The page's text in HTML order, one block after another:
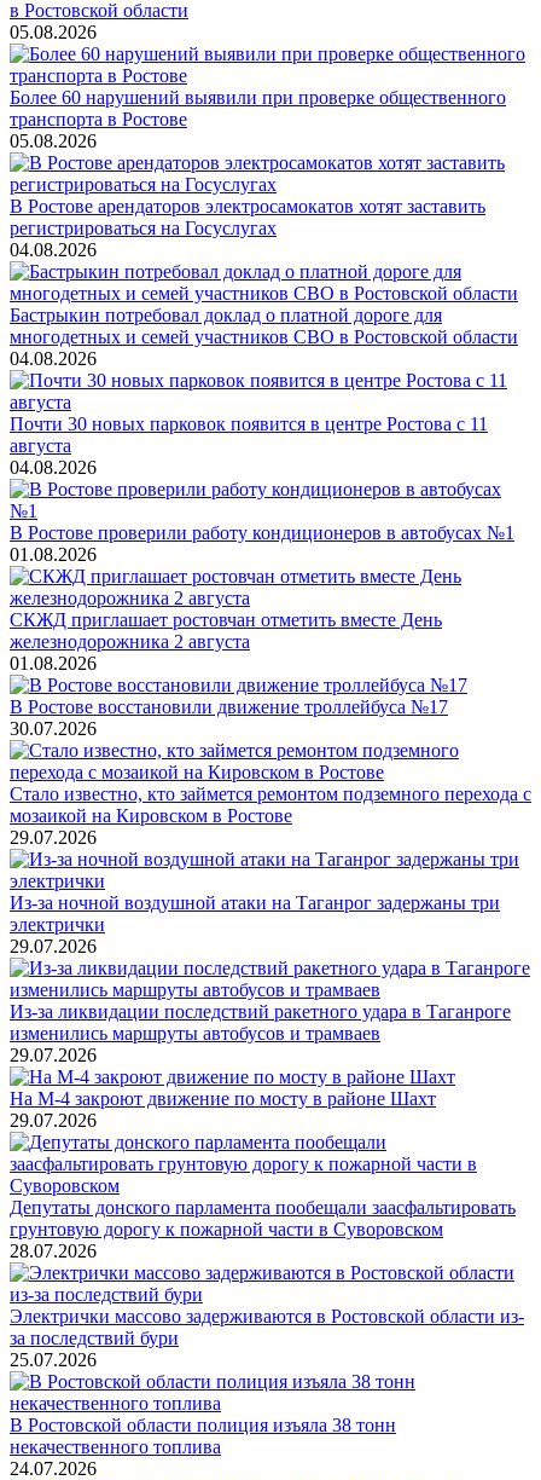
в Ростовской области
05.08.2026
Более 60 нарушений выявили при проверке общественного
транспорта в Ростове
05.08.2026
В Ростове арендаторов электросамокатов хотят заставить
регистрироваться на Госуслугах
04.08.2026
Бастрыкин потребовал доклад о платной дороге для
многодетных и семей участников СВО в Ростовской области
04.08.2026
Почти 30 новых парковок появится в центре Ростова с 11
августа
04.08.2026
В Ростове проверили работу кондиционеров в автобусах №1
01.08.2026
СКЖД приглашает ростовчан отметить вместе День
железнодорожника 2 августа
01.08.2026
В Ростове восстановили движение троллейбуса №17
30.07.2026
Стало известно, кто займется ремонтом подземного перехода с
мозаикой на Кировском в Ростове
29.07.2026
Из-за ночной воздушной атаки на Таганрог задержаны три
электрички
29.07.2026
Из-за ликвидации последствий ракетного удара в Таганроге
изменились маршруты автобусов и трамваев
29.07.2026
На М-4 закроют движение по мосту в районе Шахт
29.07.2026
Депутаты донского парламента пообещали заасфальтировать
грунтовую дорогу к пожарной части в Суворовском
28.07.2026
Электрички массово задерживаются в Ростовской области из-
за последствий бури
25.07.2026
В Ростовской области полиция изъяла 38 тонн
некачественного топлива
24.07.2026